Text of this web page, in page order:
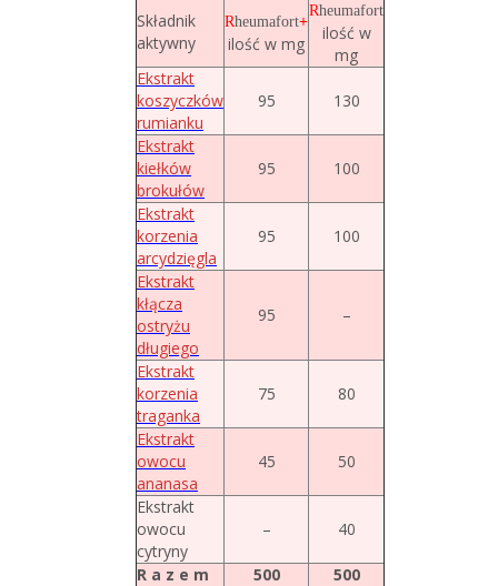
Składnik
aktywny
Rheumafort+
ilość w mg
Rheumafort
ilość w
mg
Ekstrakt
koszyczków
rumianku
95 130
Ekstrakt
kiełków
brokułów
95 100
Ekstrakt
korzenia
arcydzięgla
95 100
Ekstrakt
kłącza
ostryżu
długiego
95 –
Ekstrakt
korzenia
traganka
75 80
Ekstrakt
owocu
ananasa
45 50
Ekstrakt
owocu
cytryny
– 40
R a z e m 500 500